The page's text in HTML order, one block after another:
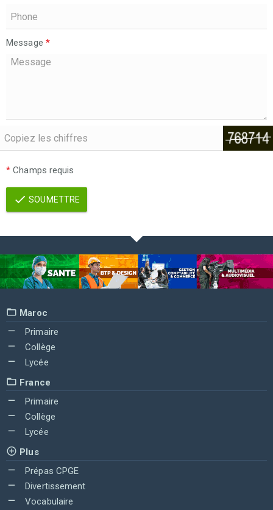
Message *
* Champs requis
SOUMETTRE
Maroc
Primaire
Collège
Lycée
France
Primaire
Collège
Lycée
Plus
Prépas CPGE
Divertissement
Vocabulaire